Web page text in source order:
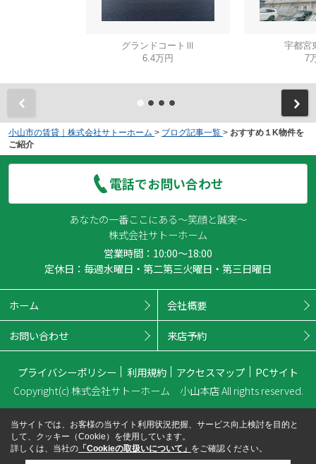
グランドコートⅢ
6.4万円
宇都宮
7
小山市の賃貸｜株式会社サトーホーム > ブログ記事一覧 > おすすめ１K物件を
ご紹介
電話でお問い合わせ
あなたの一番ここにある～笑顔と誠実～
株式会社サトーホーム
営業時間：10:00～18:00
定休日：毎週水曜日・第二第三火曜日・第三日曜日
ホーム 会社概要
お問い合わせ 来店予約
プライバシーポリシー 利用規約 アクセスマップ
PCサイト
Copyright(c) 株式会社サトーホーム 小山本店 All rights reserved.
当サイトでは、お客様の当サイト利用状況把握、サービス向上検討を目的と
して、クッキー（Cookie）を使用しています。
詳しくは、当社の 「Cookieの取扱いについて」 をご確認ください。